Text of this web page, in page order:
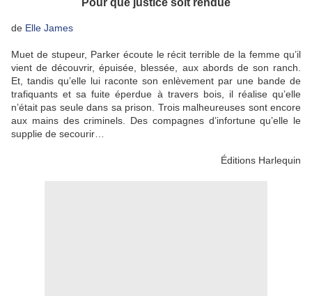
de Elle James
Muet de stupeur, Parker écoute le récit terrible de la femme qu’il
vient de découvrir, épuisée, blessée, aux abords de son ranch.
Et, tandis qu’elle lui raconte son enlèvement par une bande de
trafiquants et sa fuite éperdue à travers bois, il réalise qu’elle
n’était pas seule dans sa prison. Trois malheureuses sont encore
aux mains des criminels. Des compagnes d’infortune qu’elle le
supplie de secourir…
Éditions Harlequin